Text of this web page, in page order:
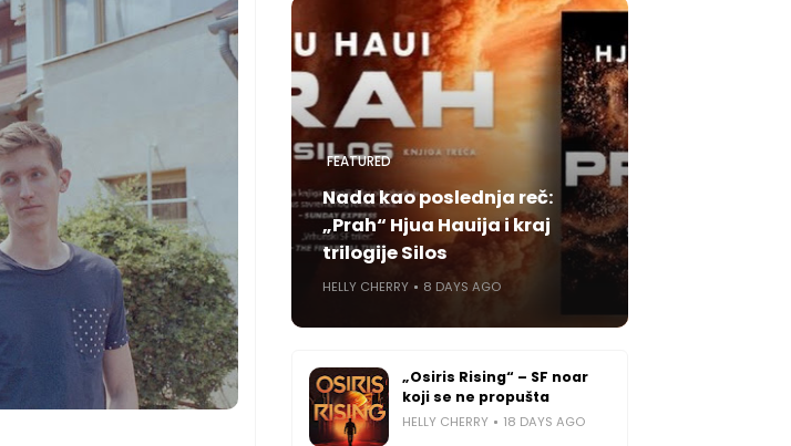
FEATURED
Nada kao poslednja reč:
„Prah“ Hjua Hauija i kraj
trilogije Silos
HELLY CHERRY 8 DAYS AGO
„Osiris Rising“ – SF noar
koji se ne propušta
HELLY CHERRY 18 DAYS AGO